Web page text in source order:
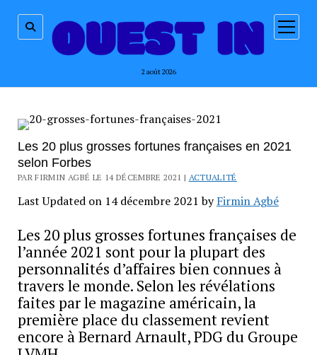
2 août 2026
ouvrir
menu
Les 20 plus grosses fortunes françaises en 2021
selon Forbes
PAR FIRMIN AGBÉ LE 14 DÉCEMBRE 2021 | ACTUALITÉ
Last Updated on 14 décembre 2021 byFirmin Agbé
Les 20 plus grosses fortunes françaises de
l’année 2021 sont pour la plupart des
personnalités d’affaires bien connues à
travers le monde. Selon les révélations
faites par le magazine américain, la
première place du classement revient
encore à Bernard Arnault, PDG du Groupe